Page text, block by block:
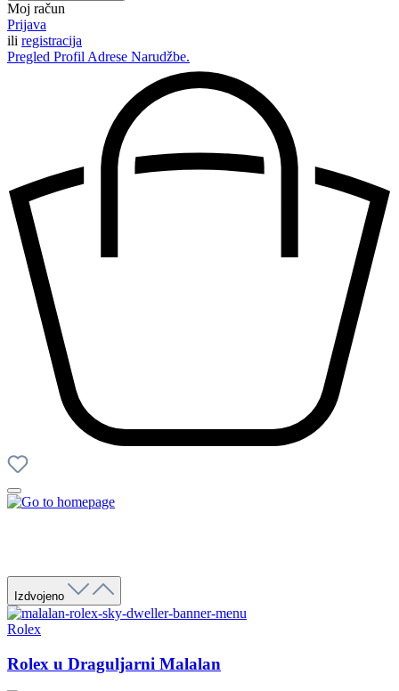
Moj račun
Prijava
ili registracija
Pregled Profil Adrese Narudžbe.
Izdvojeno
Rolex
Rolex u Draguljarni Malalan